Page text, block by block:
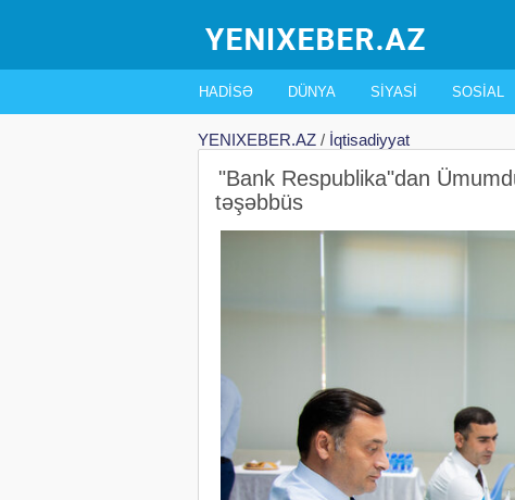
HADISƏ DÜNYA SIYASI SOSIAL
YENIXEBER.AZ / İqtisadiyyat
"Bank Respublika"dan
təşəbbüs